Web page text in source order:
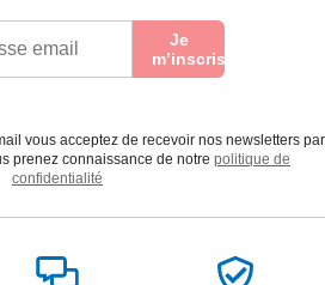
Je
m’inscris
vous acceptez de recevoir nos newsletters par
prenez connaissance de notre politique de
confidentialité